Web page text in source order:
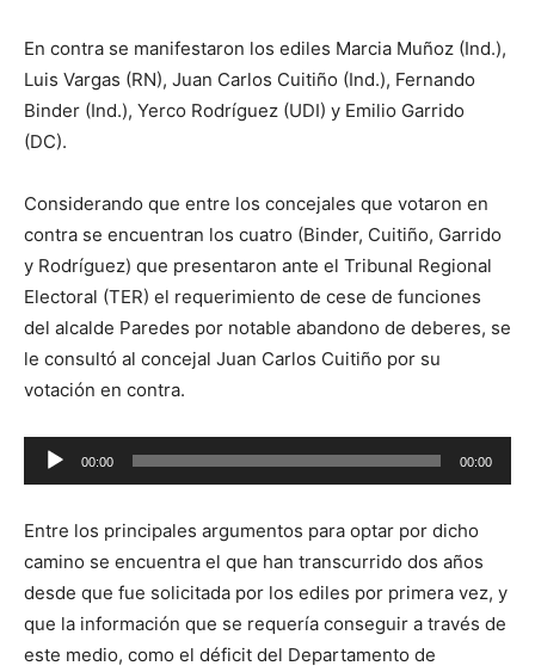
En contra se manifestaron los ediles Marcia Muñoz (Ind.),
Luis Vargas (RN), Juan Carlos Cuitiño (Ind.), Fernando
Binder (Ind.), Yerco Rodríguez (UDI) y Emilio Garrido
(DC).
Considerando que entre los concejales que votaron en
contra se encuentran los cuatro (Binder, Cuitiño, Garrido
y Rodríguez) que presentaron ante el Tribunal Regional
Electoral (TER) el requerimiento de cese de funciones
del alcalde Paredes por notable abandono de deberes, se
le consultó al concejal Juan Carlos Cuitiño por su
votación en contra.
Reproductor
de
00:00 00:00
Entre los principales argumentos para optar por dicho
camino se encuentra el que han transcurrido dos años
desde que fue solicitada por los ediles por primera vez, y
que la información que se requería conseguir a través de
este medio, como el déficit del Departamento de